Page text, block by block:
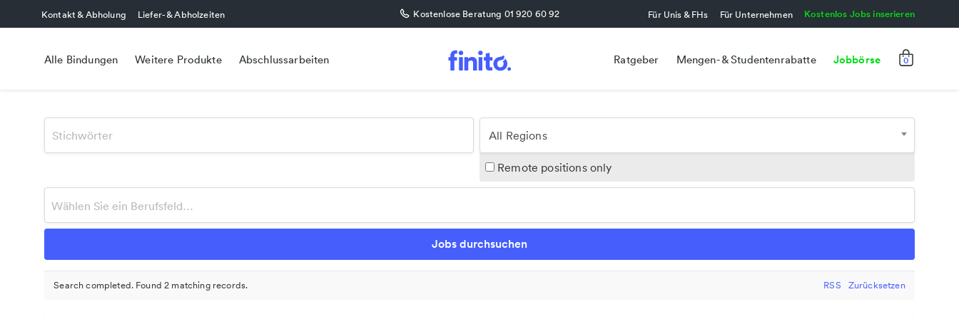
Kontakt & Abholung Liefer- & Abholzeiten Kostenlose Beratung 01 920 60 92 Für Unis & FHs Für Unternehmen Kostenlos Jobs inserieren
Alle Bindungen Weitere Produkte Abschlussarbeiten Ratgeber Mengen- & Studentenrabatte Jobbörse 0
All Regions
Remote positions only
Search completed. Found 2 matching records. Zurücksetzen
RSS